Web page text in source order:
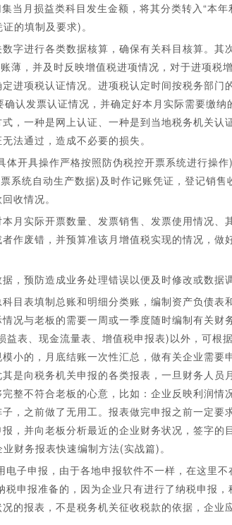
当月损益类科目发生金额，将其分类转入“本年
的填制及要求)。
字进行各类数据核算，确保有关科目核算。其
薄，并及时反映增值税进项情况，对于进项税
进项税认证情况。进项税认定时间按税务部门
认发票认证情况，并确定好本月实际需要缴纳
，一种是网上认证、一种是到当地税务机关认
法通过，造成不必要的损失。
开具操作严格按照防伪税控开票系统进行操
系统自动生产数据)及时作记账凭证，登记销售
收情况。
月实际开票数量、发票销售、发票使用情况、
作废错，并预算准该月增值税实现的情况，做
，预防造成业务处理错误以便及时修改或数据调
目表填制总账和明细分类账，编制资产负债表
况与老板的需要一周或一季度随时编制有关财
表、现金流量表、增值税申报表)以外，可根
小的，月底结账一次性汇总，做有关企业需要
是向税务机关申报的各类报表，一旦财务人员
整不符合老板的心意，比如：企业反映利润情
，之前做了无用工。报表做完申报之前一定要
，并向老板分析最近的企业财务状况，签字的
财务报表快速编制方法(实战篇)。
子申报，由于各地申报软件不一样，在这里
申报准备的，因为企业只有进行了纳税申报，
的报表，不是税务机关征收税款的依据，企业